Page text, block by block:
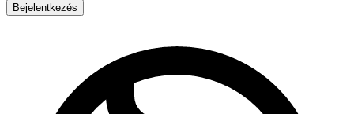
Bejelentkezés